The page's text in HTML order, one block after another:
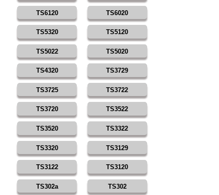
TS6120 TS6020
TS5320 TS5120
TS5022 TS5020
TS4320 TS3729
TS3725 TS3722
TS3720 TS3522
TS3520 TS3322
TS3320 TS3129
TS3122 TS3120
TS302a TS302